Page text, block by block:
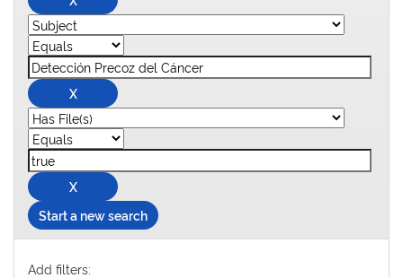
Start a new search
Add filters: